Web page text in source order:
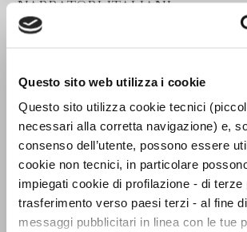
Questo sito web utilizza i cookie
Questo sito utilizza cookie tecnici
necessari alla corretta navigazione) e,
consenso dell’utente, possono essere
cookie non tecnici, in particolare
impiegati cookie di profilazione - di terze
trasferimento verso paesi terzi - al fine
messaggi pubblicitari in linea con le tue
NARRATORI ITALIANI